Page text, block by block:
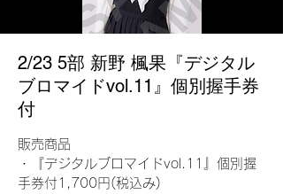
2/23 5部 新野 楓果『デジタル
ブロマイドvol.11』個別握手券
付
販売商品
・『デジタルブロマイドvol.11』個別握
手券付1,700円(税込み)